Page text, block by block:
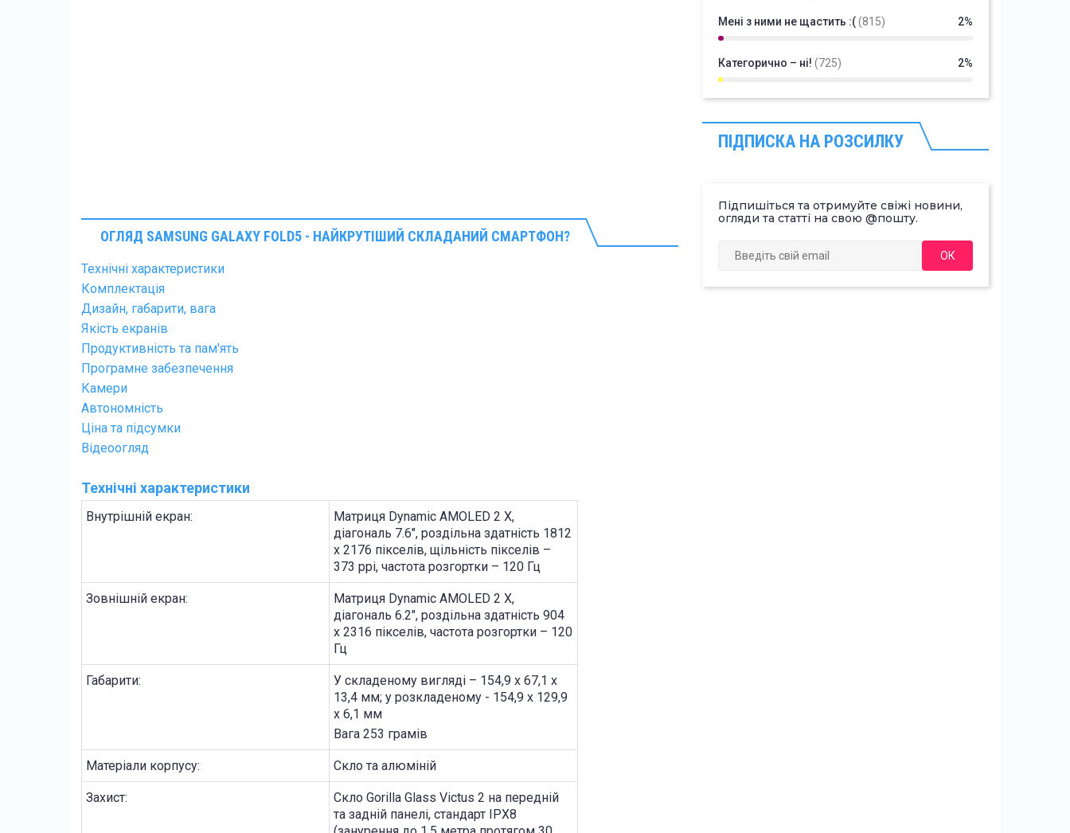
ОГЛЯД SAMSUNG GALAXY FOLD5 - НАЙКРУТІШИЙ СКЛАДАНИЙ СМАРТФОН?
Технічні характеристики
Комплектація
Дизайн, габарити, вага
Якість екранів
Продуктивність та пам'ять
Програмне забезпечення
Камери
Автономність
Ціна та підсумки
Відеоогляд
Технічні характеристики
Внутрішній екран:
Матриця Dynamic AMOLED 2 X,
діагональ 7.6″, роздільна здатність 1812
x 2176 пікселів, щільність пікселів –
373 ppi, частота розгортки – 120 Гц
Зовнішній екран:
Матриця Dynamic AMOLED 2 X,
діагональ 6.2″, роздільна здатність 904
x 2316 пікселів, частота розгортки – 120
Гц
Габарити:
У складеному вигляді – 154,9 x 67,1 x
13,4 мм; у розкладеному - 154,9 x 129,9
x 6,1 мм
Вага 253 грамів
Матеріали корпусу: Скло та алюміній
Захист:
Скло Gorilla Glass Victus 2 на передній
та задній панелі, стандарт IPX8
Мені з ними не щастить :((815) 2%
Категорично – ні! (725) 2%
ПІДПИСКА НА РОЗСИЛКУ
Підпишіться та отримуйте свіжі новини,
огляди та статті на свою @пошту.
ОК